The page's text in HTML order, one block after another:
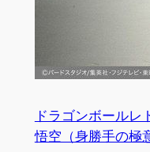
ドラゴンボールレ
悟空（身勝手の極